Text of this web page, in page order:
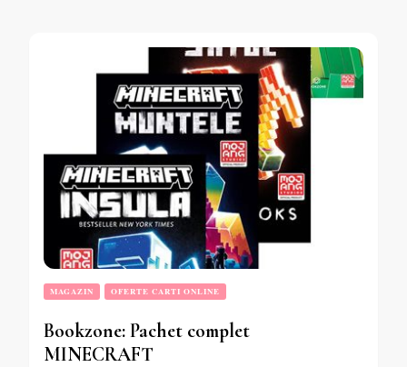
MAGAZIN OFERTE CARTI ONLINE
Bookzone: Pachet complet
MINECRAFT